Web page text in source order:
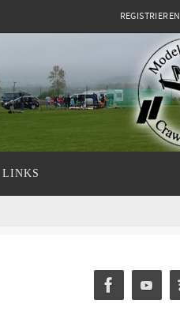
REGISTRIEREN
LINKS